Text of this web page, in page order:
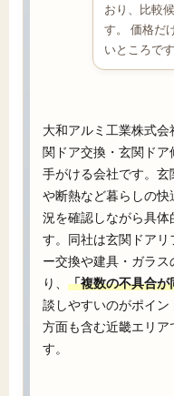
おり、比較
す。 価格だ
いところです
大和アルミ工業株式
関ドア交換・玄関ド
手がける会社です。
や断熱など暮らしの
況を確認しながら具
す。同社は玄関ドア
ー交換や建具・ガラ
り、 「複数の不具合
談しやすいのがポイ
方面も含む近畿エリア
す。